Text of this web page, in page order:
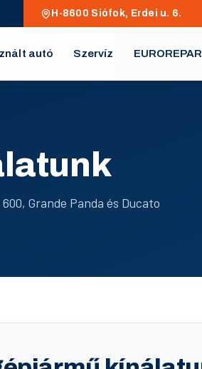
H-8600 Siófok, Erdei u. 6.
autó Szervíz EUROREPAR
Grande Panda és Ducato